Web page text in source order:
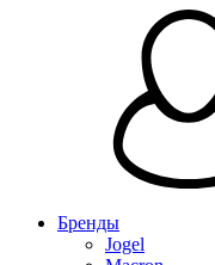
Бренды
Jogel